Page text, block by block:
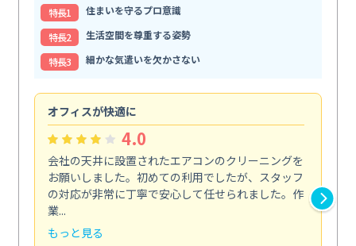
特⻑1
住まいを守るプロ意識
特⻑2
生活空間を尊重する姿勢
特⻑3
細かな気遣いを欠かさない
オフィスが快適に
4.0
会社の天井に設置されたエアコンのクリーニングを
お願いしました。初めての利用でしたが、スタッフ
の対応が非常に丁寧で安心して任せられました。作
業...
もっと見る